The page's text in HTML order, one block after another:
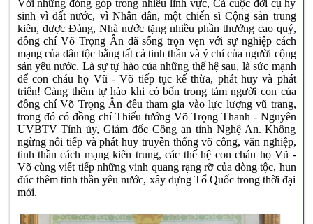
Với những đóng góp trong nhiều lĩnh vực, Cả cuộc đời cụ hy
sinh vì đất nước, vì Nhân dân, một chiến sĩ Cộng sản trung
kiên, được Đảng, Nhà nước tặng nhiều phần thưởng cao quý,
đồng chí Võ Trọng Ân đã sống trọn vẹn với sự nghiệp cách
mạng của dân tộc bằng tất cả tinh thần và ý chí của người cộng
sản yêu nước. Là sự tự hào của những thế hệ sau, là sức mạnh
để con cháu họ Vũ - Võ tiếp tục kế thừa, phát huy và phát
triển! Càng thêm tự hào khi có bốn trong tám người con của
đồng chí Võ Trọng Ân đều tham gia vào lực lượng vũ trang,
trong đó có đồng chí Thiếu tướng Võ Trọng Thanh - Nguyên
UVBTV Tỉnh ủy, Giám đốc Công an tỉnh Nghệ An. Không
ngừng nối tiếp và phát huy truyền thống võ công, văn nghiệp,
tinh thần cách mạng kiên trung, các thế hệ con cháu họ Vũ -
Võ cùng viết tiếp những vinh quang rạng rỡ của dòng tộc, hun
đúc thêm tinh thần yêu nước, xây dựng Tổ Quốc trong thời đại
mới.